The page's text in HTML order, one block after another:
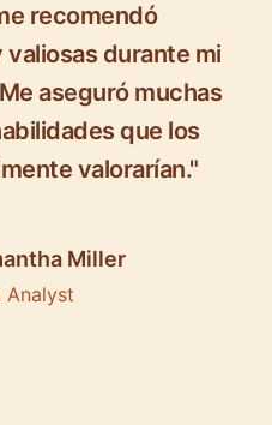
recomendó
durante mi
aseguró muchas
que los
valorarían."
Miller
Analyst